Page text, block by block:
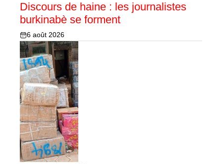
Discours de haine : les journalistes
burkinabè se forment
6 août 2026